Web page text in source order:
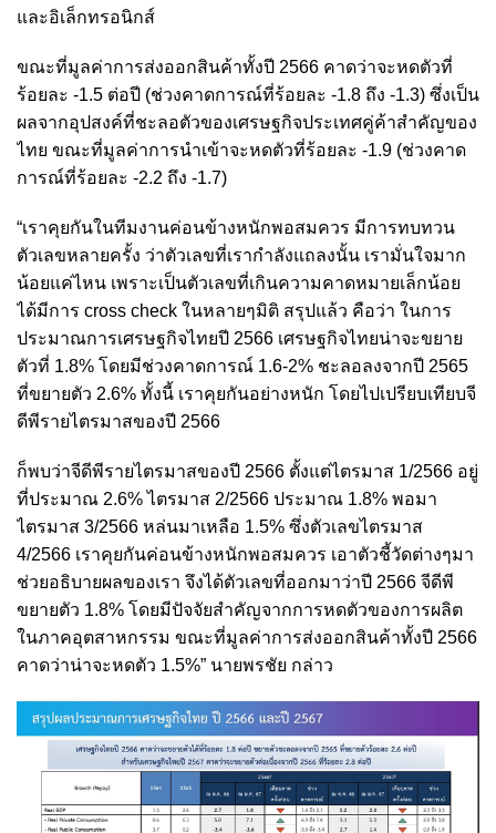
และอิเล็กทรอนิกส์
ขณะที่มูลค่าการส่งออกสินค้าทั้งปี 2566 คาดว่าจะหดตัวที่
ร้อยละ -1.5 ต่อปี (ช่วงคาดการณ์ที่ร้อยละ -1.8 ถึง -1.3) ซึ่งเป็น
ผลจากอุปสงค์ที่ชะลอตัวของเศรษฐกิจประเทศคู่ค้าสำคัญของ
ไทย ขณะที่มูลค่าการนำเข้าจะหดตัวที่ร้อยละ -1.9 (ช่วงคาด
การณ์ที่ร้อยละ -2.2 ถึง -1.7)
“เราคุยกันในทีมงานค่อนข้างหนักพอสมควร มีการทบทวน
ตัวเลขหลายครั้ง ว่าตัวเลขที่เรากำลังแถลงนั้น เรามั่นใจมาก
น้อยแค่ไหน เพราะเป็นตัวเลขที่เกินความคาดหมายเล็กน้อย
ได้มีการ cross check ในหลายๆมิติ สรุปแล้ว คือว่า ในการ
ประมาณการเศรษฐกิจไทยปี 2566 เศรษฐกิจไทยน่าจะขยาย
ตัวที่ 1.8% โดยมีช่วงคาดการณ์ 1.6-2% ชะลอลงจากปี 2565
ที่ขยายตัว 2.6% ทั้งนี้ เราคุยกันอย่างหนัก โดยไปเปรียบเทียบจี
ดีพีรายไตรมาสของปี 2566
ก็พบว่าจีดีพีรายไตรมาสของปี 2566 ตั้งแต่ไตรมาส 1/2566 อยู่
ที่ประมาณ 2.6% ไตรมาส 2/2566 ประมาณ 1.8% พอมา
ไตรมาส 3/2566 หล่นมาเหลือ 1.5% ซึ่งตัวเลขไตรมาส
4/2566 เราคุยกันค่อนข้างหนักพอสมควร เอาตัวชี้วัดต่างๆมา
ช่วยอธิบายผลของเรา จึงได้ตัวเลขที่ออกมาว่าปี 2566 จีดีพี
ขยายตัว 1.8% โดยมีปัจจัยสำคัญจากการหดตัวของการผลิต
ในภาคอุตสาหกรรม ขณะที่มูลค่าการส่งออกสินค้าทั้งปี 2566
คาดว่าน่าจะหดตัว 1.5%” นายพรชัย กล่าว